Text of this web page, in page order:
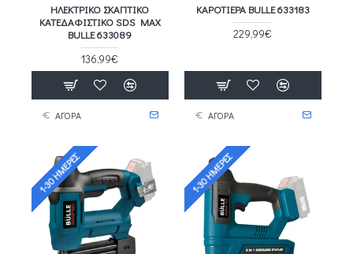
ΗΛΕΚΤΡΙΚΌ ΣΚΑΠΤΙΚΌ
ΚΑΤΕΔΑΦΙΣΤΙΚΌ SDS MAX
BULLE 633089
136,99€
ΑΓΟΡΑ
ΚΑΡΟΤΙΕΡΑ BULLE 633183
229,99€
ΑΓΟΡΑ
1-30 ΗΜΈΡΕΣ 1-30 ΗΜΈΡΕΣ